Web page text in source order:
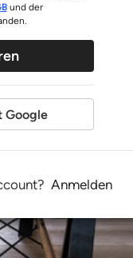
und der
Google
Anmelden